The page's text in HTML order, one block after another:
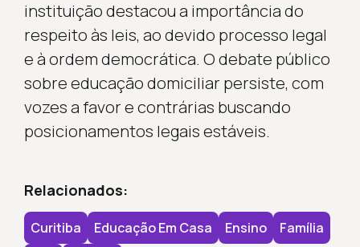
instituição destacou a importância do
respeito às leis, ao devido processo legal
e à ordem democrática. O debate público
sobre educação domiciliar persiste, com
vozes a favor e contrárias buscando
posicionamentos legais estáveis.
Relacionados:
Curitiba Educação Em Casa Ensino Família